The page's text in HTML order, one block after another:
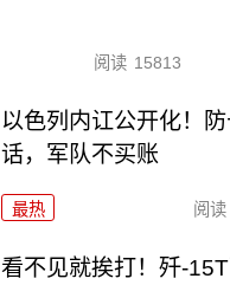
阅读 15813
以色列内讧公开化！
话，军队不买账
最热 阅读
看不见就挨打！歼-